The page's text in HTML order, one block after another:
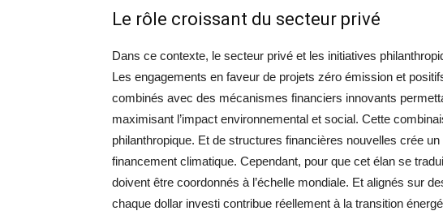
Le rôle croissant du secteur privé
Dans ce contexte, le secteur privé et les initiatives
Les engagements en faveur de projets zéro émission et
combinés avec des mécanismes financiers innovants
maximisant l’impact environnemental et social. Cette
philanthropique. Et de structures financières nouvelles crée
financement climatique. Cependant, pour que cet élan se
doivent être coordonnés à l’échelle mondiale. Et alignés sur
chaque dollar investi contribue réellement à la transition